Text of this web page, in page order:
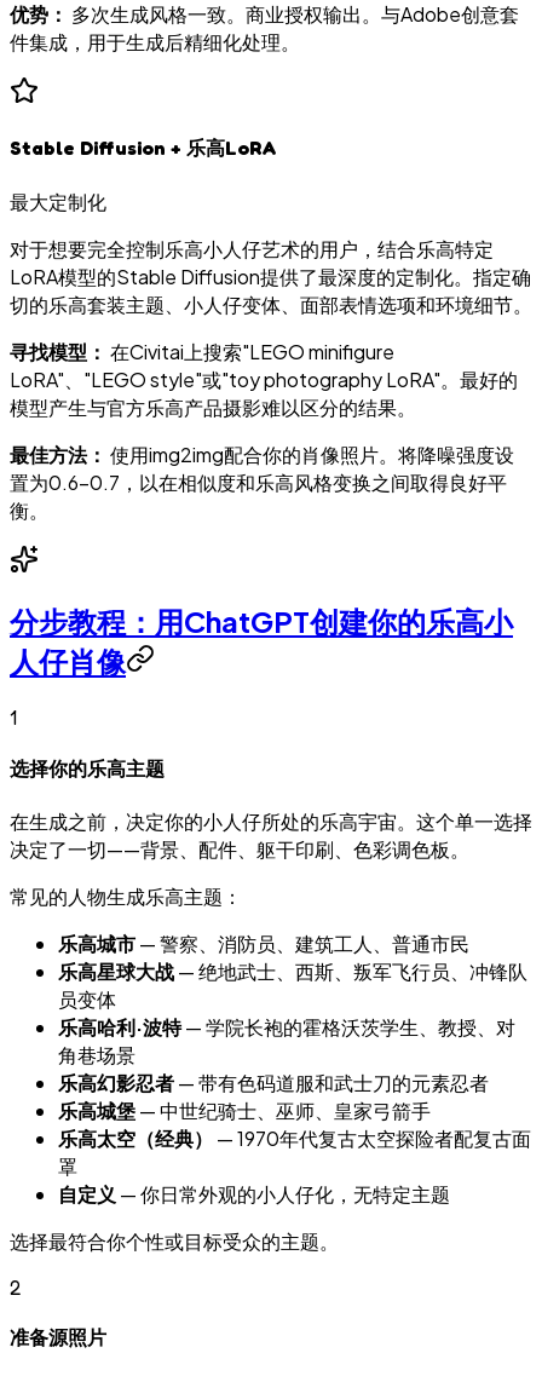
优势： 多次生成风格一致。商业授权输出。与Adobe创意套
件集成，用于生成后精细化处理。
Stable Diffusion + 乐高LoRA
最大定制化
对于想要完全控制乐高小人仔艺术的用户，结合乐高特定
LoRA模型的Stable Diffusion提供了最深度的定制化。指定确
切的乐高套装主题、小人仔变体、面部表情选项和环境细节。
寻找模型： 在Civitai上搜索"LEGO minifigure
LoRA"、"LEGO style"或"toy photography LoRA"。最好的
模型产生与官方乐高产品摄影难以区分的结果。
最佳方法： 使用img2img配合你的肖像照片。将降噪强度设
置为0.6-0.7，以在相似度和乐高风格变换之间取得良好平
衡。
分步教程：用ChatGPT创建你的乐高小
人仔肖像
1
选择你的乐高主题
在生成之前，决定你的小人仔所处的乐高宇宙。这个单一选择
决定了一切——背景、配件、躯干印刷、色彩调色板。
常见的人物生成乐高主题：
乐高城市— 警察、消防员、建筑工人、普通市民
乐高星球大战— 绝地武士、西斯、叛军飞行员、冲锋队
员变体
乐高哈利·波特— 学院长袍的霍格沃茨学生、教授、对
角巷场景
乐高幻影忍者— 带有色码道服和武士刀的元素忍者
乐高城堡— 中世纪骑士、巫师、皇家弓箭手
乐高太空（经典）
— 1970年代复古太空探险者配复古面
罩
自定义 — 你日常外观的小人仔化，无特定主题
选择最符合你个性或目标受众的主题。
2
准备源照片